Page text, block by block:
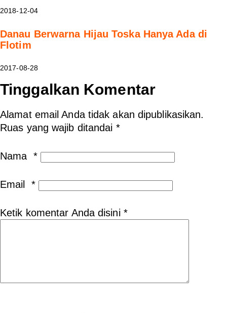
2018-12-04
Danau Berwarna Hijau Toska Hanya Ada di
Flotim
2017-08-28
Tinggalkan Komentar
Alamat email Anda tidak akan dipublikasikan.
Ruas yang wajib ditandai *
Nama *
Email *
Ketik komentar Anda disini*